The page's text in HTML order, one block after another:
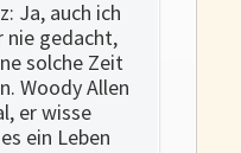
Ja, auch ich
nie gedacht,
solche Zeit
Woody Allen
er wisse
ein Leben